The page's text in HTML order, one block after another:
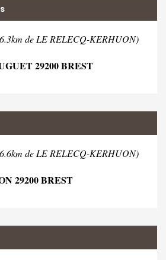
de LE RELECQ-KERHUON)
29200 BREST
de LE RELECQ-KERHUON)
29200 BREST